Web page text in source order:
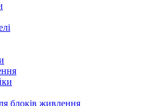
блоків живлення